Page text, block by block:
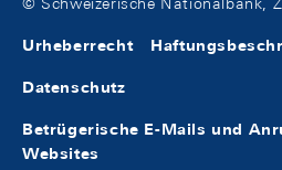
Urheberrecht
Datenschutz
Betrügerische E-Mails und
Websites